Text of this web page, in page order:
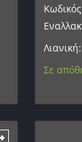
Λιανική:
Σε